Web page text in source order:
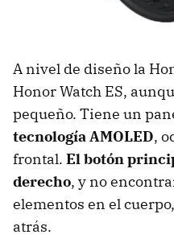
A nivel de diseño la
Honor Watch ES,
pequeño. Tiene un
tecnología AMOLED,
frontal. El botón
derecho, y no
elementos en el
atrás.